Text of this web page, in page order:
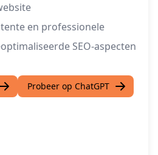
en professionele
SEO-aspecten
Probeer op ChatGPT